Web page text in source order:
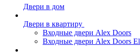
Двери в дом
Двери в квартиру
Входные двери Alex Doors
Входные двери Alex Doors